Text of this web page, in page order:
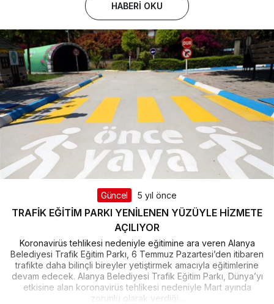
HABERI OKU
Güncel 5 yıl önce
TRAFİK EĞİTİM PARKI YENİLENEN YÜZÜYLE HİZMETE
AÇILIYOR
Koronavirüs tehlikesi nedeniyle eğitimine ara veren Alanya
Belediyesi Trafik Eğitim Parkı, 6 Temmuz Pazartesi’den itibaren
trafikte daha bilinçli bireyler yetiştirmek amacıyla eğitimlerine
devam edecek. Alanya Belediyesi Trafik Eğitim Parkı, Dünya’yı
etkisine alan koronavirüs tehlikesi nedeniyle Mart ayında
zorunlu olarak verdiği...